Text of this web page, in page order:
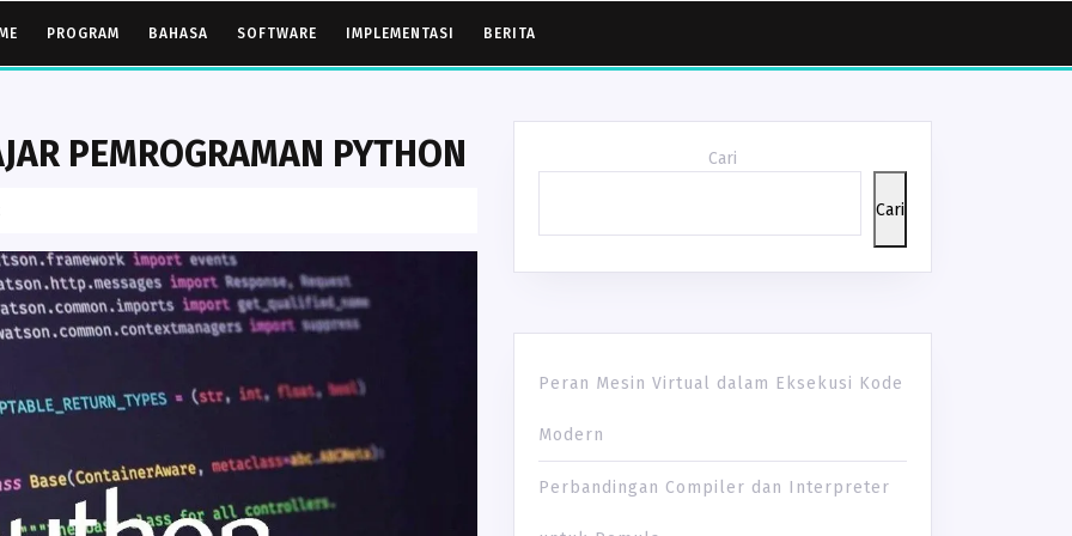
PROGRAM BAHASA SOFTWARE IMPLEMENTASI BERITA
PEMROGRAMAN PYTHON Cari
Cari
Peran Mesin Virtual dalam Eksekusi Kode
Modern
Perbandingan Compiler dan Interpreter